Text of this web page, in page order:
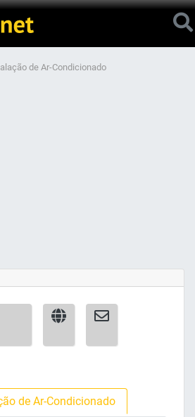
de Ar-Condicionado
de Ar-Condicionado